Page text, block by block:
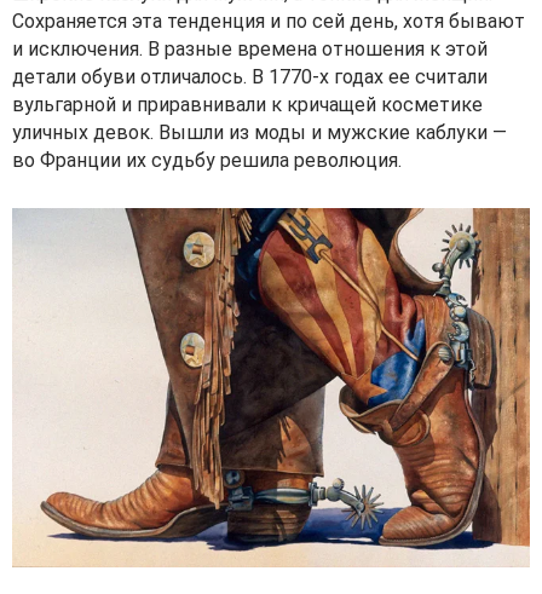
Сохраняется эта тенденция и по сей день, хотя бывают
и исключения. В разные времена отношения к этой
детали обуви отличалось. В 1770-х годах ее считали
вульгарной и приравнивали к кричащей косметике
уличных девок. Вышли из моды и мужские каблуки —
во Франции их судьбу решила революция.